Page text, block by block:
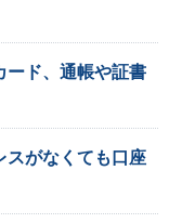
ード、通帳や証書
スがなくても口座